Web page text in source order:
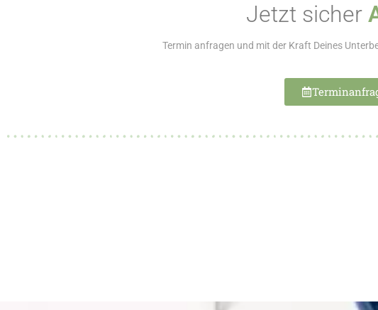
Jetzt sicher
Termin anfragen und mit der Kraft Deines